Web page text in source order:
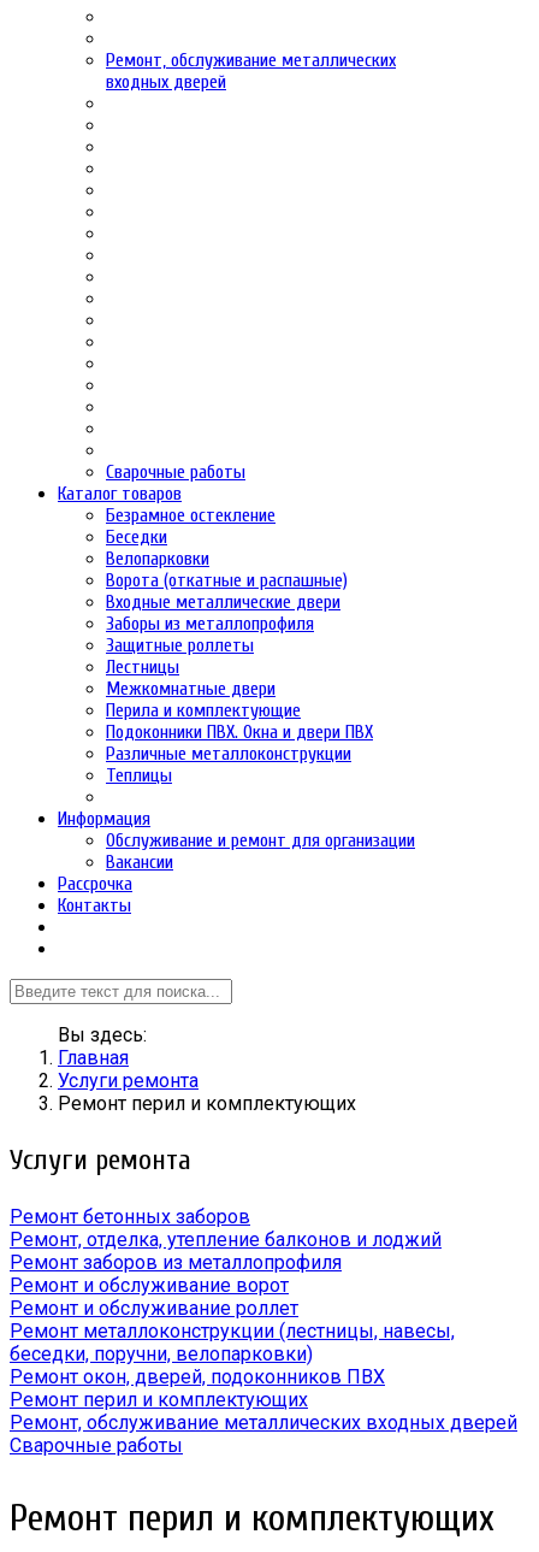
Ремонт, обслуживание металлических
входных дверей
Сварочные работы
Каталог товаров
Безрамное остекление
Беседки
Велопарковки
Ворота (откатные и распашные)
Входные металлические двери
Заборы из металлопрофиля
Защитные роллеты
Лестницы
Межкомнатные двери
Перила и комплектующие
Подоконники ПВХ. Окна и двери ПВХ
Различные металлоконструкции
Теплицы
Информация
Обслуживание и ремонт для организации
Вакансии
Рассрочка
Контакты
Вы здесь:
Главная
Услуги ремонта
Ремонт перил и комплектующих
Услуги ремонта
Ремонт бетонных заборов
Ремонт, отделка, утепление балконов и лоджий
Ремонт заборов из металлопрофиля
Ремонт и обслуживание ворот
Ремонт и обслуживание роллет
Ремонт металлоконструкции (лестницы, навесы,
беседки, поручни, велопарковки)
Ремонт окон, дверей, подоконников ПВХ
Ремонт перил и комплектующих
Ремонт, обслуживание металлических входных дверей
Сварочные работы
Ремонт перил и комплектующих